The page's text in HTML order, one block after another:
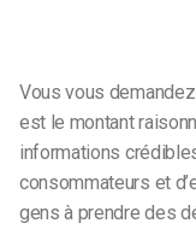
Vous vous
est le montant
informations
consommateurs et
gens à prendre des